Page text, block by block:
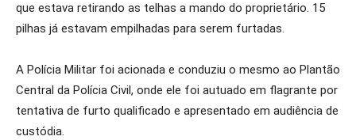
que estava retirando as telhas a mando do proprietário. 15
pilhas já estavam empilhadas para serem furtadas.
A Polícia Militar foi acionada e conduziu o mesmo ao Plantão
Central da Polícia Civil, onde ele foi autuado em flagrante por
tentativa de furto qualificado e apresentado em audiência de
custódia.